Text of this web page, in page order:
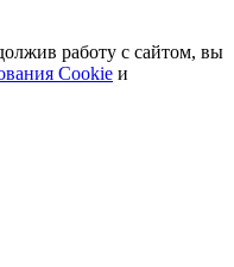
работу с сайтом, вы
Cookie и